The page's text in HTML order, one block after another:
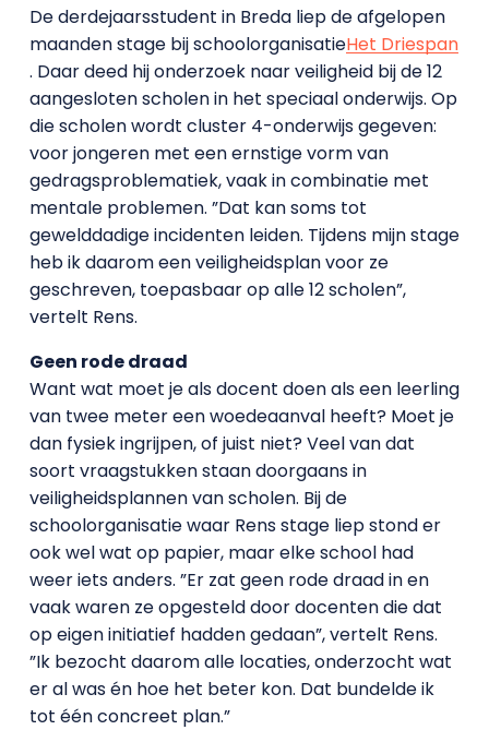
De derdejaarsstudent in Breda liep de afgelopen
maanden stage bij schoolorganisatieHet Driespan
. Daar deed hij onderzoek naar veiligheid bij de 12
aangesloten scholen in het speciaal onderwijs. Op
die scholen wordt cluster 4-onderwijs gegeven:
voor jongeren met een ernstige vorm van
gedragsproblematiek, vaak in combinatie met
mentale problemen. ”Dat kan soms tot
gewelddadige incidenten leiden. Tijdens mijn stage
heb ik daarom een veiligheidsplan voor ze
geschreven, toepasbaar op alle 12 scholen”,
vertelt Rens.
Geen rode draad
Want wat moet je als docent doen als een leerling
van twee meter een woedeaanval heeft? Moet je
dan fysiek ingrijpen, of juist niet? Veel van dat
soort vraagstukken staan doorgaans in
veiligheidsplannen van scholen. Bij de
schoolorganisatie waar Rens stage liep stond er
ook wel wat op papier, maar elke school had
weer iets anders. ”Er zat geen rode draad in en
vaak waren ze opgesteld door docenten die dat
op eigen initiatief hadden gedaan”, vertelt Rens.
”Ik bezocht daarom alle locaties, onderzocht wat
er al was én hoe het beter kon. Dat bundelde ik
tot één concreet plan.”